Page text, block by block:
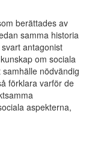
berättades av
samma historia
antagonist
om sociala
nödvändig
förklara varför de
aspekterna,